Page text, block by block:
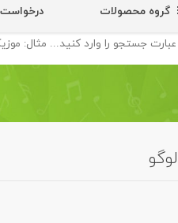
گروه محصولات